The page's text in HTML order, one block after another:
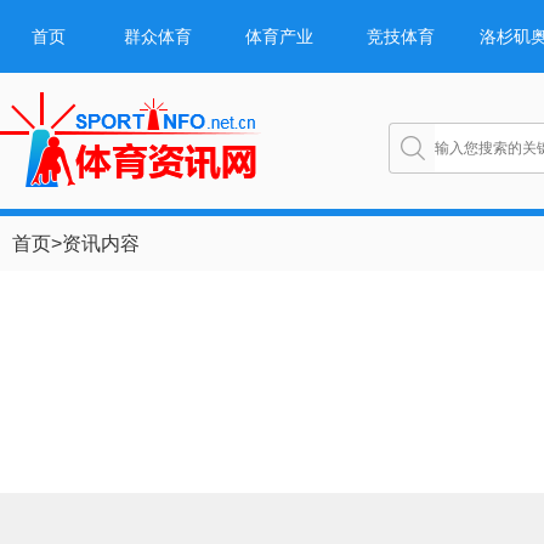
首页 群众体育 体育产业 竞技体育 洛杉矶
首页>资讯内容